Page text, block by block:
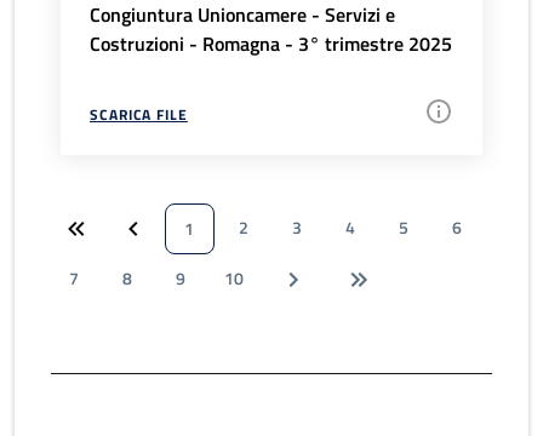
Congiuntura Unioncamere - Servizi e
Costruzioni - Romagna - 3° trimestre 2025
SCARICA FILE
1 2 3 4 5
6
7
8 9 10